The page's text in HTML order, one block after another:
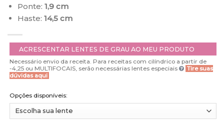
Ponte: 1,9 cm
Haste: 14,5 cm
ACRESCENTAR LENTES DE GRAU AO MEU PRODUTO
Necessário envio da receita. Para receitas com cilíndrico a partir de
-4,25 ou MULTIFOCAIS, serão necessárias lentes especiais
Tire suas
dúvidas aqui
Opções disponíveis: